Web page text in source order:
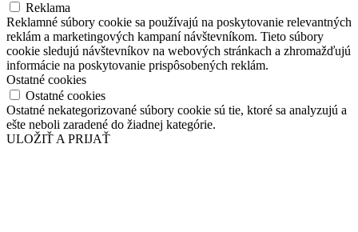
Reklama
Reklamné súbory cookie sa používajú na poskytovanie relevantných
reklám a marketingových kampaní návštevníkom. Tieto súbory
cookie sledujú návštevníkov na webových stránkach a zhromažďujú
informácie na poskytovanie prispôsobených reklám.
Ostatné cookies
Ostatné cookies
Ostatné nekategorizované súbory cookie sú tie, ktoré sa analyzujú a
ešte neboli zaradené do žiadnej kategórie.
ULOŽIŤ A PRIJAŤ